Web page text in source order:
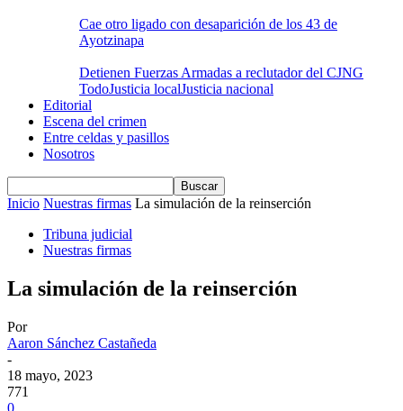
Cae otro ligado con desaparición de los 43 de
Ayotzinapa
Detienen Fuerzas Armadas a reclutador del CJNG
TodoJusticia localJusticia nacional
Editorial
Escena del crimen
Entre celdas y pasillos
Nosotros
Inicio Nuestras firmas La simulación de la reinserción
Tribuna judicial
Nuestras firmas
La simulación de la reinserción
Por
Aaron Sánchez Castañeda
-
18 mayo, 2023
771
0